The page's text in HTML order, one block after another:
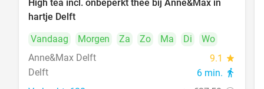
29%
High tea incl. onbeperkt thee bij Anne&Max in
hartje Delft
Vandaag
Morgen Za Zo Ma Di
Wo
Anne&Max Delft
9.1 star
Delft 6 min. directions_walk